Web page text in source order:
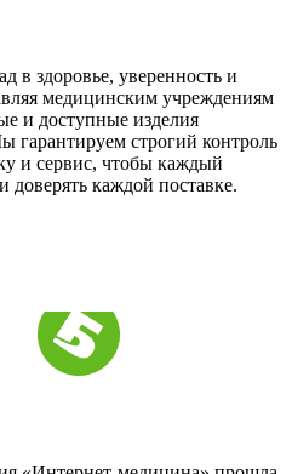
в здоровье, уверенность и
медицинским учреждениям
и доступные изделия
гарантируем строгий контроль
и сервис, чтобы каждый
каждой поставке.